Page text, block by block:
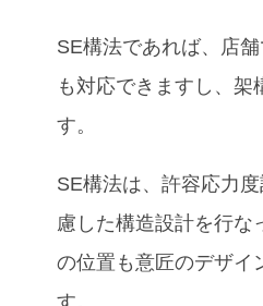
SE構法であれば、店
も対応できますし、
す。
SE構法は、許容応力
慮した構造設計を行な
の位置も意匠のデザイ
す。